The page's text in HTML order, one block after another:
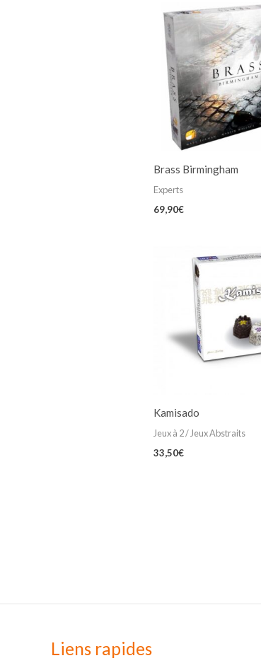
Brass Birmingham
Experts
69,90€
Kamisado
Jeux à 2 / Jeux Abstraits
33,50€
Liens rapides